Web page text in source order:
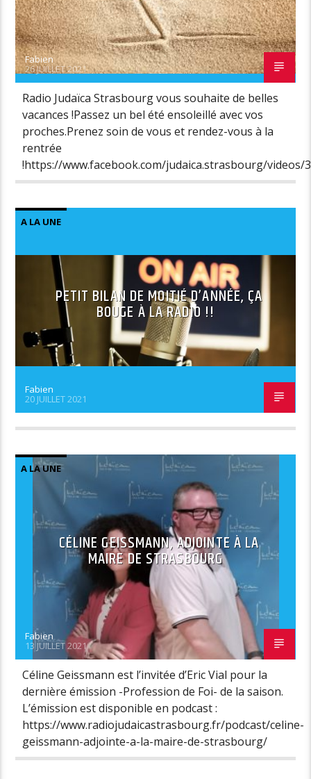
Fabien
26 JUILLET 2021
Radio Judaïca Strasbourg vous souhaite de belles
vacances !Passez un bel été ensoleillé avec vos
proches.Prenez soin de vous et rendez-vous à la
rentrée
!https://www.facebook.com/judaica.strasbourg/videos/
A LA UNE
PETIT BILAN DE MOITIÉ D’ANNÉE, ÇA
BOUGE À LA RADIO !!
Fabien
20 JUILLET 2021
A LA UNE
CÉLINE GEISSMANN, ADJOINTE À LA
MAIRE DE STRASBOURG
Fabien
13 JUILLET 2021
Céline Geissmann est l’invitée d’Eric Vial pour la
dernière émission -Profession de Foi- de la saison.
L’émission est disponible en podcast :
https://www.radiojudaicastrasbourg.fr/podcast/celine-
geissmann-adjointe-a-la-maire-de-strasbourg/